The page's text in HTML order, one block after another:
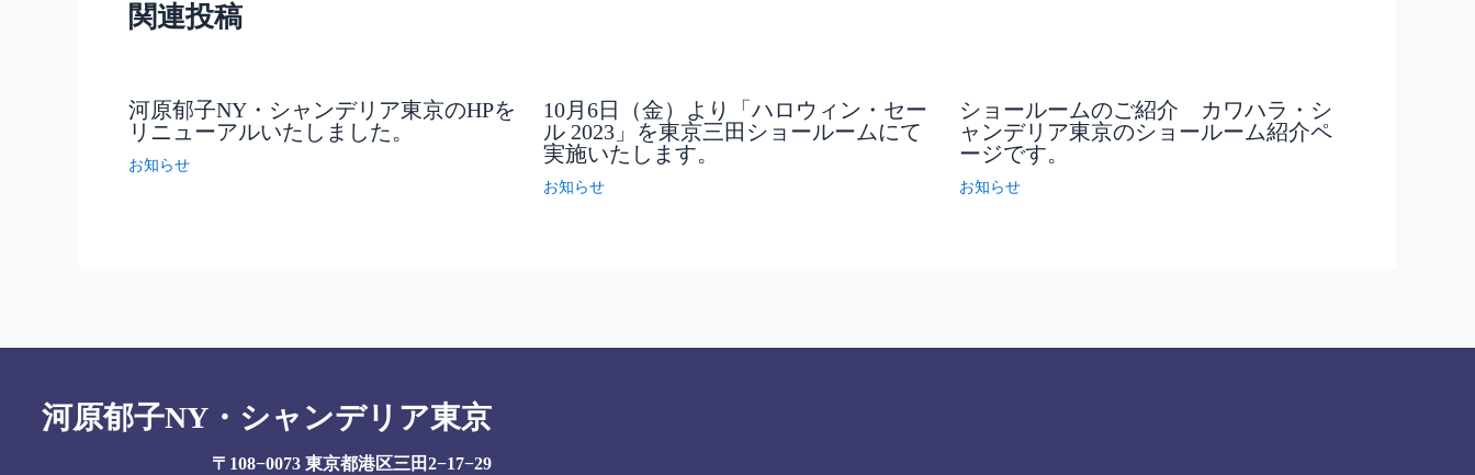
関連投稿
河原郁子NY・シャンデリア東京のHPを
リニューアルいたしました。
お知らせ
10月6日（金）より「ハロウィン・セー
ル 2023」を東京三田ショールームにて
実施いたします。
お知らせ
ショールームのご紹介 カワハラ・シ
ャンデリア東京のショールーム紹介ペ
ージです。
お知らせ
河原郁子NY・シャンデリア東京
〒108−0073 東京都港区三田2−17−29